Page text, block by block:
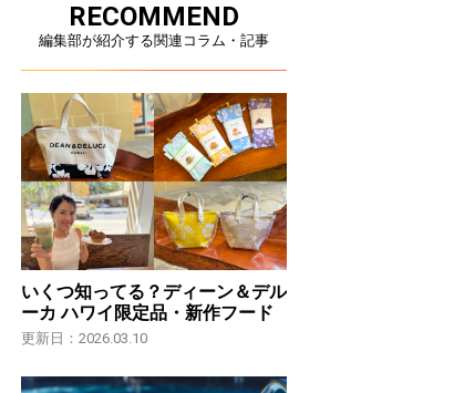
RECOMMEND
編集部が紹介する関連コラム・記事
いくつ知ってる？ディーン＆デル
ーカ ハワイ限定品・新作フード
更新日：2026.03.10